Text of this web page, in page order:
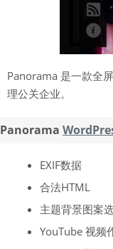
Panorama 是一款全
理公关企业。
Panorama
EXIF数据
合法HTML
主题背景图案
YouTube 视频